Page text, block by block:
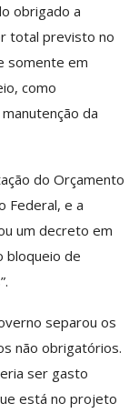
obrigado a
total previsto no
somente em
como
da
do Orçamento
Federal, e a
um decreto em
bloqueio de
separou os
não obrigatórios.
ser gasto
está no projeto